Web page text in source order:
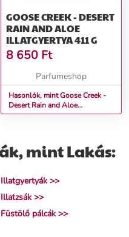
GOOSE CREEK - DESERT
RAIN AND ALOE
ILLATGYERTYA 411 G
8 650 Ft
Parfumeshop
Hasonlók, mint Goose Creek -
Desert Rain and Aloe
Illatgyertya 411 g
mint Lakás:
Illatgyertyák >>
Illatzsák >>
Füstölő pálcák >>